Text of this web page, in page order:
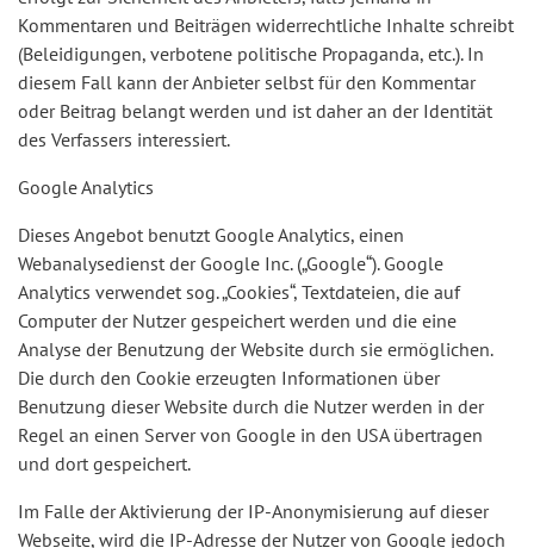
Kommentaren und Beiträgen widerrechtliche Inhalte schreibt
(Beleidigungen, verbotene politische Propaganda, etc.). In
diesem Fall kann der Anbieter selbst für den Kommentar
oder Beitrag belangt werden und ist daher an der Identität
des Verfassers interessiert.
Google Analytics
Dieses Angebot benutzt Google Analytics, einen
Webanalysedienst der Google Inc. („Google“). Google
Analytics verwendet sog. „Cookies“, Textdateien, die auf
Computer der Nutzer gespeichert werden und die eine
Analyse der Benutzung der Website durch sie ermöglichen.
Die durch den Cookie erzeugten Informationen über
Benutzung dieser Website durch die Nutzer werden in der
Regel an einen Server von Google in den USA übertragen
und dort gespeichert.
Im Falle der Aktivierung der IP-Anonymisierung auf dieser
Webseite, wird die IP-Adresse der Nutzer von Google jedoch